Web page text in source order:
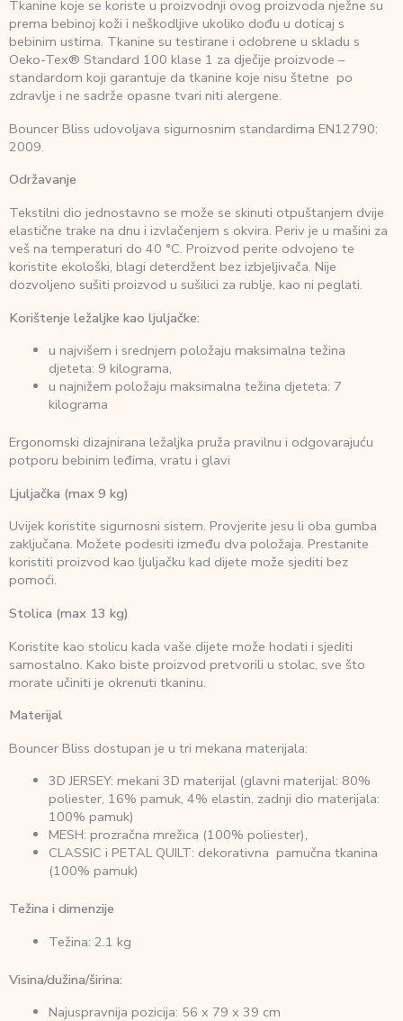
Tkanine koje se koriste u proizvodnji ovog proizvoda nježne su
prema bebinoj koži i neškodljive ukoliko dođu u doticaj s
bebinim ustima. Tkanine su testirane i odobrene u skladu s
Oeko-Tex® Standard 100 klase 1 za dječije proizvode –
standardom koji garantuje da tkanine koje nisu štetne po
zdravlje i ne sadrže opasne tvari niti alergene.
Bouncer Bliss udovoljava sigurnosnim standardima EN12790:
2009.
Održavanje
Tekstilni dio jednostavno se može se skinuti otpuštanjem dvije
elastične trake na dnu i izvlačenjem s okvira. Periv je u mašini za
veš na temperaturi do 40 °C. Proizvod perite odvojeno te
koristite ekološki, blagi deterdžent bez izbjeljivača. Nije
dozvoljeno sušiti proizvod u sušilici za rublje, kao ni peglati.
Korištenje ležaljke kao ljuljačke:
u najvišem i srednjem položaju maksimalna težina
djeteta: 9 kilograma,
u najnižem položaju maksimalna težina djeteta: 7
kilograma
Ergonomski dizajnirana ležaljka pruža pravilnu i odgovarajuću
potporu bebinim leđima, vratu i glavi
Ljuljačka (max 9 kg)
Uvijek koristite sigurnosni sistem. Provjerite jesu li oba gumba
zaključana. Možete podesiti između dva položaja. Prestanite
koristiti proizvod kao ljuljačku kad dijete može sjediti bez
pomoći.
Stolica (max 13 kg)
Koristite kao stolicu kada vaše dijete može hodati i sjediti
samostalno. Kako biste proizvod pretvorili u stolac, sve što
morate učiniti je okrenuti tkaninu.
Materijal
Bouncer Bliss dostupan je u tri mekana materijala:
3D JERSEY: mekani 3D materijal (glavni materijal: 80%
poliester, 16% pamuk, 4% elastin, zadnji dio materijala:
100% pamuk)
MESH: prozračna mrežica (100% poliester),
CLASSIC i PETAL QUILT: dekorativna pamučna tkanina
(100% pamuk)
Težina i dimenzije
Težina: 2.1 kg
Visina/dužina/širina:
Najuspravnija pozicija: 56 x 79 x 39 cm